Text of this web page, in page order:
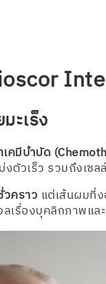
ะเร็ง
คมีบำบัด
งตัวเร็ว รวมถึงเ
วคราว แต่เส้นผมที่
เรื่องบุคลิกภาพแล